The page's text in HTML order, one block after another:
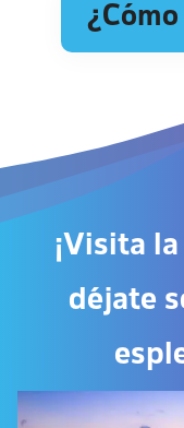
¡Visita
déjate